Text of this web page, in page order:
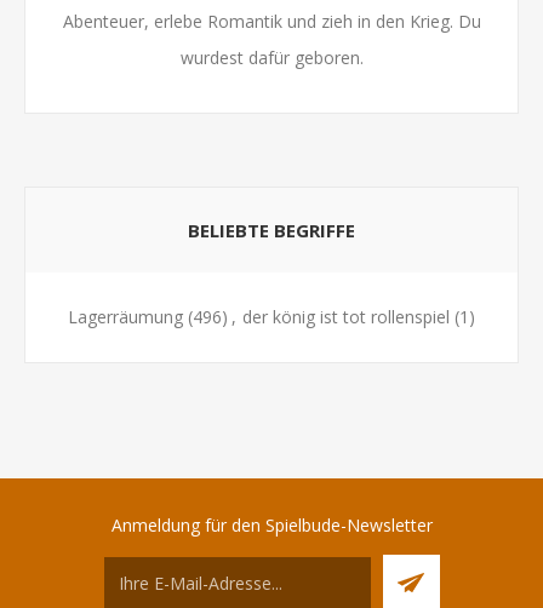
Abenteuer, erlebe Romantik und zieh in den Krieg. Du
wurdest dafür geboren.
BELIEBTE BEGRIFFE
Lagerräumung (496) , der könig ist tot rollenspiel (1)
Anmeldung für den Spielbude-Newsletter